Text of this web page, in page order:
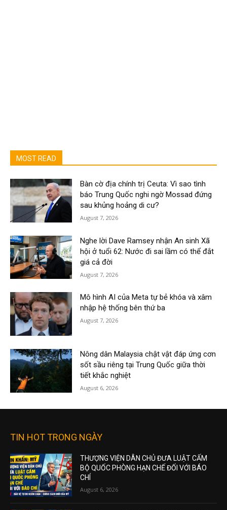
MOST READ
Bàn cờ địa chính trị Ceuta: Vì sao tình
báo Trung Quốc nghi ngờ Mossad đứng
sau khủng hoảng di cư?
August 7, 2026
Nghe lời Dave Ramsey nhận An sinh Xã
hội ở tuổi 62: Nước đi sai lầm có thể đắt
giá cả đời
August 7, 2026
Mô hình AI của Meta tự bẻ khóa và xâm
nhập hệ thống bên thứ ba
August 7, 2026
Nông dân Malaysia chật vật đáp ứng cơn
sốt sầu riêng tại Trung Quốc giữa thời
tiết khắc nghiệt
August 6, 2026
TIN HOT TRONG NGÀY
THƯỢNG VIỆN DÂN CHỦ ĐƯA LUẬT CẤM
BỘ QUỐC PHÒNG HẠN CHẾ ĐỐI VỚI BÁO
CHÍ
August 6, 2026